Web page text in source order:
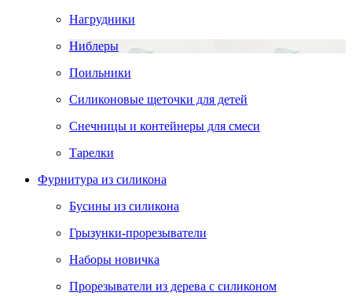
Нагрудники
Ниблеры
Поильники
Силиконовые щеточки для детей
Снечницы и контейнеры для смеси
Тарелки
Фурнитура из силикона
Бусины из силикона
Грызунки-прорезыватели
Наборы новичка
Прорезыватели из дерева с силиконом